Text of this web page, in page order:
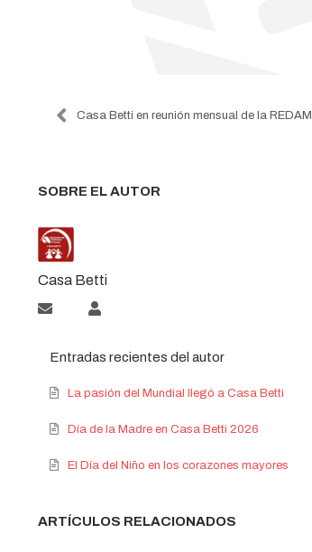
Casa Betti en reunión mensual de la REDAM
SOBRE EL AUTOR
Casa Betti
Suscribirse a las actualizaciones
Entradas recientes del autor
La pasión del Mundial llegó a Casa Betti
Día de la Madre en Casa Betti 2026
El Día del Niño en los corazones mayores
ARTÍCULOS RELACIONADOS